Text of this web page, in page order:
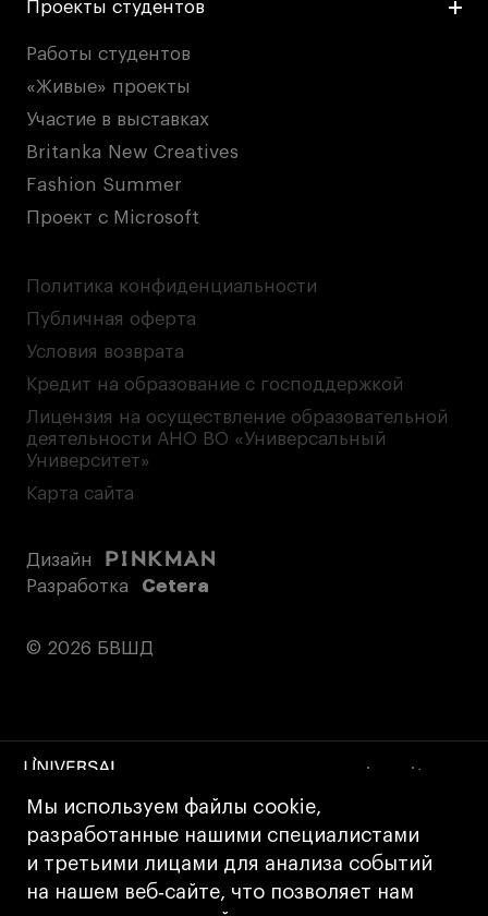
Мы используем файлы cookie,
разработанные нашими специалистами
и третьими лицами для анализа событий
на нашем веб‑сайте, что позволяет нам
Проекты студентов
Работы студентов
«Живые» проекты
Участие в выставках
Britanka New Creatives
Fashion Summer
Проект с Microsoft
© 2026 БВШД
Политика конфиденциальности
Публичная оферта
Условия возврата
Кредит на образование с господдержкой
Лицензия на осуществление образовательной
деятельности АНО ВО «Универсальный
Университет»
Карта сайта
Дизайн
Разработка
Cetera
www.u.university